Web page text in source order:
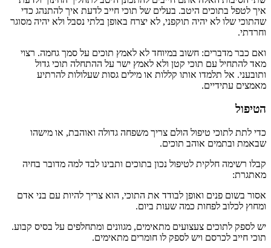
איך לטפל בתוכים היטב. בעלים של תוכי חייב לדעת איך להתנהג כדי
שהתוכי שלו לא יהיה תוקפני, לא יצרח באופן בלתי נסבל ולא יהיה מסוגר
וחרדתי.
ואם כבר מדברים: חשוב במיוחד לא לאמץ תוכים על סמך גחמה. רצוי
מאד להתחיל עם תוכי קטן ולא לאמץ ישר על ההתחלה תוכי גדול
ותובעני. אל תלמדו אותו קללות או מילים גסות שעלולות להרתיע
מאמצים עתידיים.
הטיפול
כדי לתת לתוכי טיפול הולם צריך משפחה גדולה ואוהבת, או מישהו
שבאמת ובתמים אוהב תוכים.
קבלו רשימה חלקית לטיפול נכון בתוכים ותבינו לבד למה מדובר בחיה
מאתגרת:
אסור בשום פנים ואופן לבודד את התוכי, הוא צריך להיות עם בני אדם
ומחוץ לכלוב לפחות כמה שעות ביום.
יש לספק לתוכים צעצועים מתאימים, מגוונים ומתחלפים על בסיס קבוע.
תוכי חייב לכרסם ויש לספק לו חומרים מתאימים.